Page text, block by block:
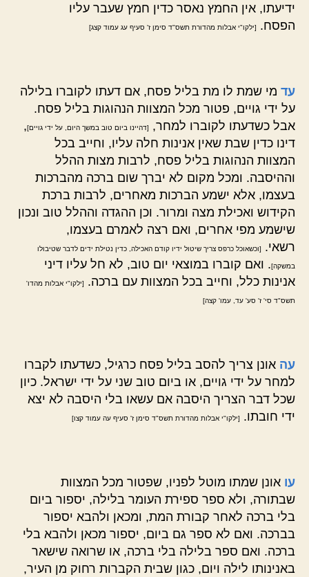
ידיעתו, אין החמץ נאסר כדין חמץ שעבר עליו
הפסח.
[ילקו"י אבלות מהדורת תשס"ד סימן ז' סעיף עג עמוד קצג]
עד מי שמת לו מת בליל פסח, אם דעתו לקוברו בלילה
על ידי גויים, פטור מכל המצוות הנהוגות בליל פסח.
אבל כשדעתו לקוברו למחר,
[דהיינו ביום טוב במשך היום, על ידי גויים],
דינו כדין שבת שאין אנינות חלה עליו, וחייב בכל
המצוות הנהוגות בליל פסח, לרבות מצות ההלל
וההיסבה. ומכל מקום לא יברך שום ברכה מהברכות
בעצמו, אלא ישמע הברכות מאחרים, לרבות ברכת
הקידוש ואכילת מצה ומרור. וכן ההגדה וההלל טוב ונכון
שישמע מפי אחרים, ואם רצה לאמרם בעצמו,
רשאי.
[וכשאוכל כרפס צריך שיטול ידיו קודם האכילה, כדין נטילת ידים לדבר שטיבולו
במשקה]. ואם קוברו במוצאי יום טוב, לא חל עליו דיני
אנינות כלל, וחייב בכל המצוות עם ברכה.
[ילקו"י אבלות מהדו'
תשס"ד סי' ז' סע' עד, עמו' קצה]
עה אונן צריך להסב בליל פסח כרגיל, כשדעתו לקברו
למחר על ידי גויים, או ביום טוב שני על ידי ישראל. כיון
שכל דבר הצריך היסבה אם עשאו בלי היסבה לא יצא
ידי חובתו.
[ילקו"י אבלות מהדורת תשס"ד סימן ז' סעיף עה עמוד קצו]
עו אונן שמתו מוטל לפניו, שפטור מכל המצוות
שבתורה, ולא ספר ספירת העומר בלילה, יספור ביום
בלי ברכה לאחר קבורת המת, ומכאן ולהבא יספור
בברכה. ואם לא ספר גם ביום, יספור מכאן ולהבא בלי
ברכה. ואם ספר בלילה בלי ברכה, או שרואה שישאר
באנינותו לילה ויום, כגון שבית הקברות רחוק מן העיר,